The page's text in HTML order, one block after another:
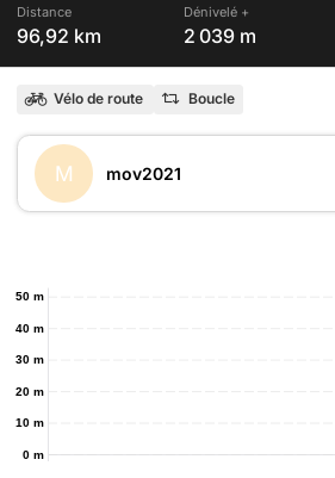
Distance
96,92 km
Dénivelé +
2 039 m
Vélo de route Boucle
M mov2021
0 m
10 m
20 m
30 m
40 m
50 m